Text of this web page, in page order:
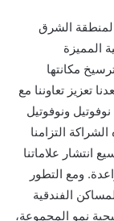
لمنطقة الشرق
المميزة
مكانتها
تعزيز تعاوننا مع
ونوفوتيل
التزامنا
انتشار علاماتنا
ومع التطور
الفندقية
نمو المجموعة،